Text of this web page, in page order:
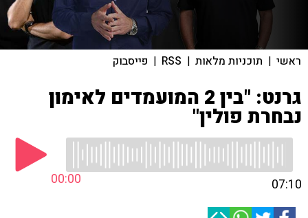
ראשי | תוכניות מלאות |
RSS
| פייסבוק
גרנט: "בין 2 המועמדים לאימון
נבחרת פולין"
00:00 07:10